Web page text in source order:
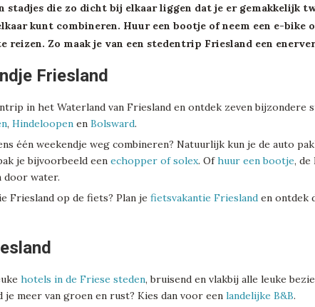
stadjes die zo dicht bij elkaar liggen dat je er gemakkelijk
kunt combineren. Huur een bootje of neem een e-bike
reizen. Zo maak je van een stedentrip Friesland een
Friesland
in het Waterland van Friesland en ontdek zeven bijzondere
, Hindeloopen en Bolsward.
één weekendje weg combineren? Natuurlijk kun je de auto
je bijvoorbeeld een echopper of solex. Ofhuur een bootje, de
door water.
Friesland op de fiets? Plan je fietsvakantie Friesland en ontdek
hotels in de Friese steden, bruisend en vlakbij alle leuke
je meer van groen en rust? Kies dan voor een landelijke B&B.